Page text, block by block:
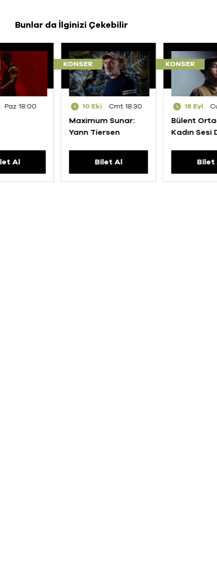
Bunlar da İlginizi Çekebilir
Paz 18:00
Al
KONSER
10 Eki Cmt 18:30
Maximum Sunar:
Yann Tiersen
Bilet Al
KONSER
18 Eyl
Bülent
Kadın Sesi
Bilet